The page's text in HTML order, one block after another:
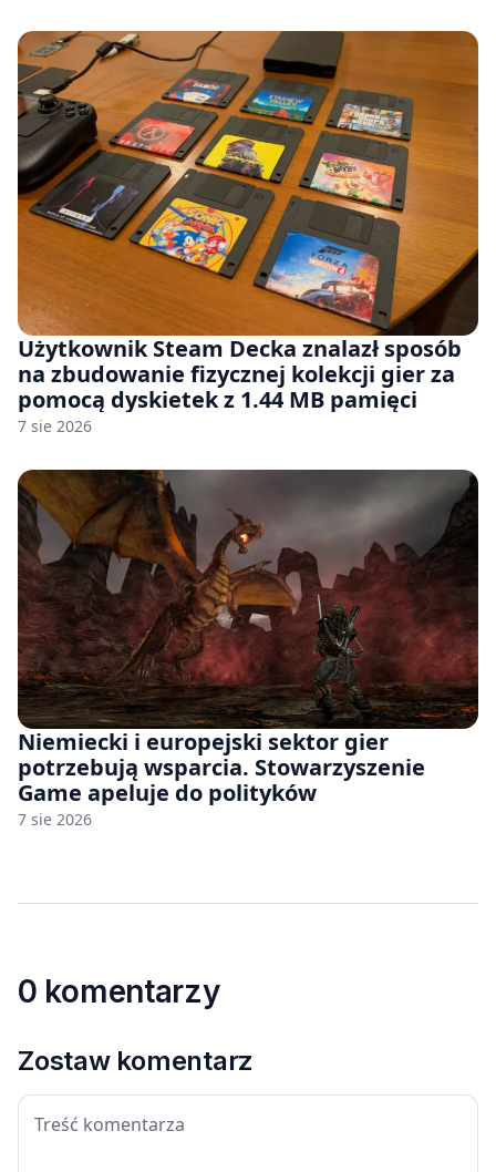
Użytkownik Steam Decka znalazł sposób
na zbudowanie fizycznej kolekcji gier za
pomocą dyskietek z 1.44 MB pamięci
7 sie 2026
Niemiecki i europejski sektor gier
potrzebują wsparcia. Stowarzyszenie
Game apeluje do polityków
7 sie 2026
0 komentarzy
Zostaw komentarz